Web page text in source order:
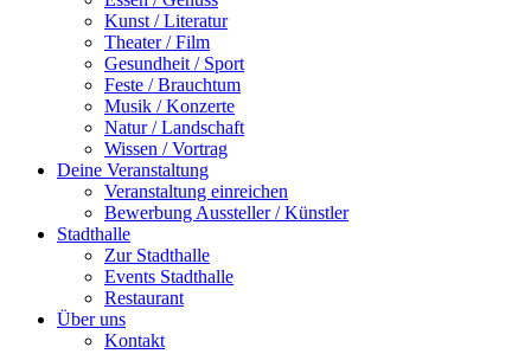
Kunst / Literatur
Theater / Film
Gesundheit / Sport
Feste / Brauchtum
Musik / Konzerte
Natur / Landschaft
Wissen / Vortrag
Deine Veranstaltung
Veranstaltung einreichen
Bewerbung Aussteller / Künstler
Stadthalle
Zur Stadthalle
Events Stadthalle
Restaurant
Über uns
Kontakt